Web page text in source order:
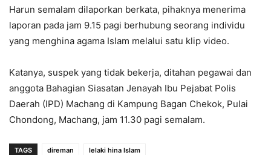
Harun semalam dilaporkan berkata, pihaknya menerima
laporan pada jam 9.15 pagi berhubung seorang individu
yang menghina agama Islam melalui satu klip video.
Katanya, suspek yang tidak bekerja, ditahan pegawai dan
anggota Bahagian Siasatan Jenayah Ibu Pejabat Polis
Daerah (IPD) Machang di Kampung Bagan Chekok, Pulai
Chondong, Machang, jam 11.30 pagi semalam.
TAGS direman lelaki hina Islam